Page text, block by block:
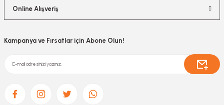
Online Alışveriş
Kampanya ve Fırsatlar için Abone Olun!